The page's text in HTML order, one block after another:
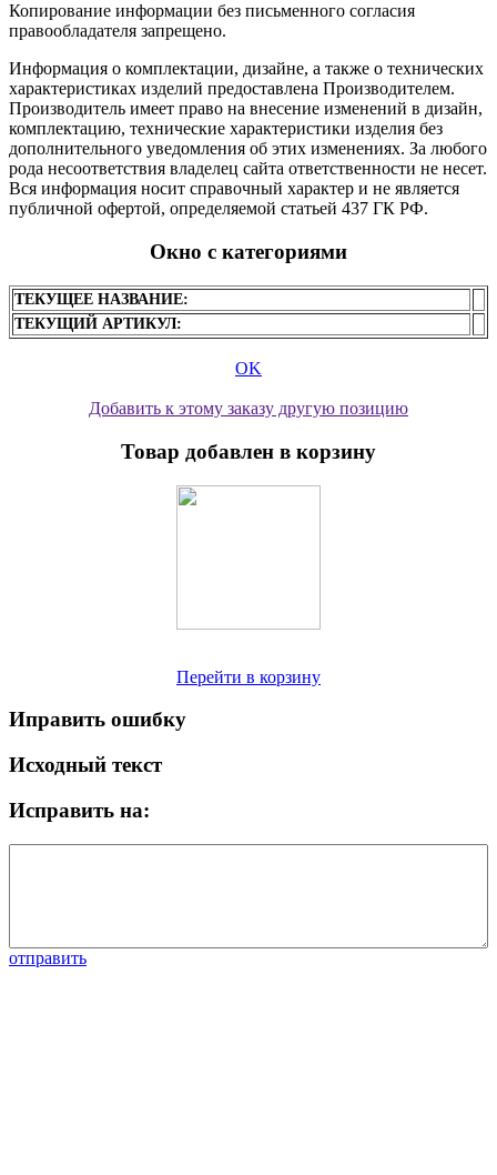
Копирование информации без письменного согласия
правообладателя запрещено.
Информация о комплектации, дизайне, а также о технических
характеристиках изделий предоставлена Производителем.
Производитель имеет право на внесение изменений в дизайн,
комплектацию, технические характеристики изделия без
дополнительного уведомления об этих изменениях. За любого
рода несоответствия владелец сайта ответственности не несет.
Вся информация носит справочный характер и не является
публичной офертой, определяемой статьей 437 ГК РФ.
Окно с категориями
ТЕКУЩЕЕ НАЗВАНИЕ:
ТЕКУЩИЙ АРТИКУЛ:
OK
Добавить к этому заказу другую позицию
Товар добавлен в корзину
Перейти в корзину
Иправить ошибку
Исходный текст
Исправить на:
отправить